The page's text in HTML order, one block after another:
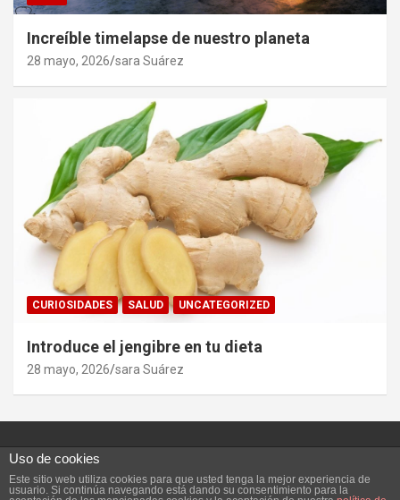
Increíble timelapse de nuestro planeta
28 mayo, 2026 sara Suárez
CURIOSIDADES SALUD UNCATEGORIZED
Introduce el jengibre en tu dieta
28 mayo, 2026 sara Suárez
Copyright ©2026Vivefeliz :) Tema por:Theme Horse
Uso de cookies
Este sitio web utiliza cookies para que usted tenga la mejor experiencia de
usuario. Si continúa navegando está dando su consentimiento para la